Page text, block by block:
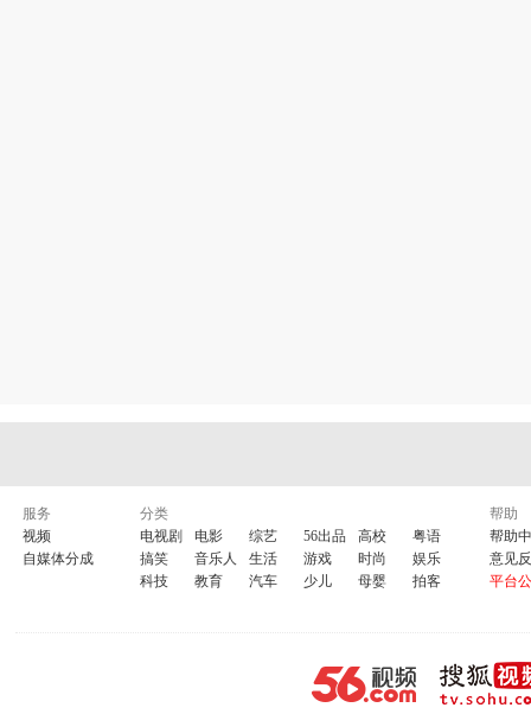
服务
视频
自媒体分成
分类
电视剧
电影 综艺 56出品 高校
粤语
搞笑
音乐人 生活 游戏 时尚
娱乐
科技
教育 汽车 少儿 母婴 拍客
帮助
帮助
意见
平台